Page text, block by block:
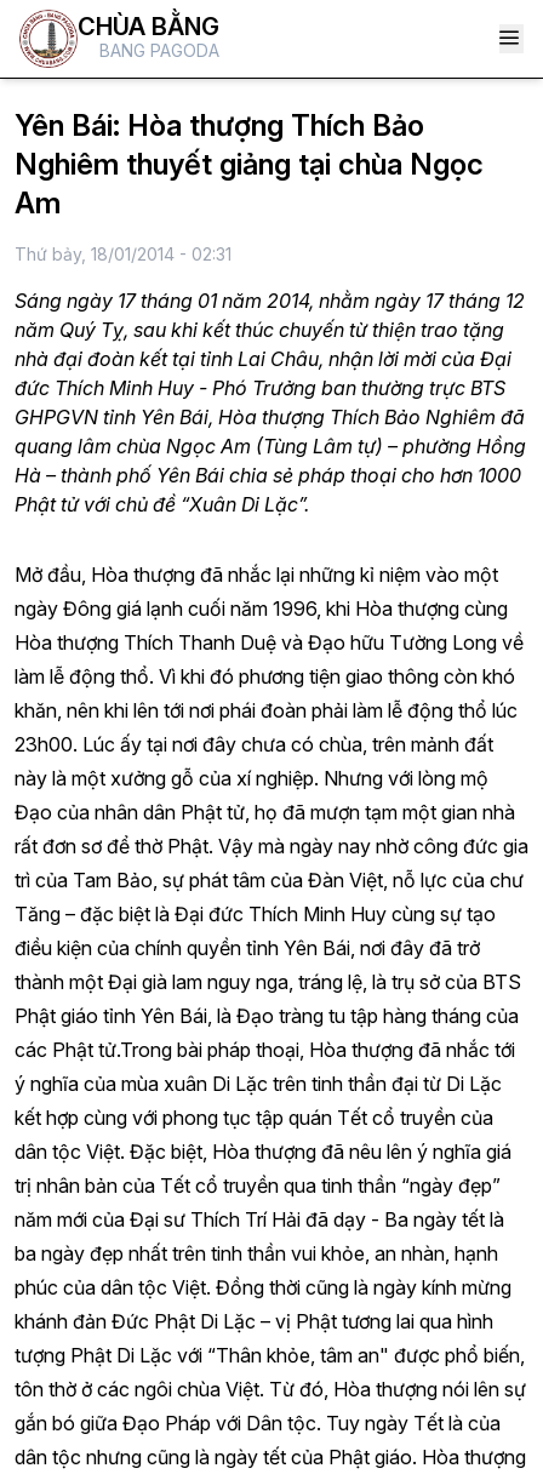
CHÙA BẰNG
BANG PAGODA
Yên Bái: Hòa thượng Thích Bảo
Nghiêm thuyết giảng tại chùa Ngọc
Am
Thứ bảy, 18/01/2014 - 02:31
Sáng ngày 17 tháng 01 năm 2014, nhằm ngày 17 tháng 12
năm Quý Tỵ, sau khi kết thúc chuyến từ thiện trao tặng
nhà đại đoàn kết tại tỉnh Lai Châu, nhận lời mời của Đại
đức Thích Minh Huy - Phó Trưởng ban thường trực BTS
GHPGVN tỉnh Yên Bái, Hòa thượng Thích Bảo Nghiêm đã
quang lâm chùa Ngọc Am (Tùng Lâm tự) – phường Hồng
Hà – thành phố Yên Bái chia sẻ pháp thoại cho hơn 1000
Phật tử với chủ đề “Xuân Di Lặc”.
Mở đầu, Hòa thượng đã nhắc lại những kỉ niệm vào một
ngày Đông giá lạnh cuối năm 1996, khi Hòa thượng cùng
Hòa thượng Thích Thanh Duệ và Đạo hữu Tường Long về
làm lễ động thổ. Vì khi đó phương tiện giao thông còn khó
khăn, nên khi lên tới nơi phái đoàn phải làm lễ động thổ lúc
23h00. Lúc ấy tại nơi đây chưa có chùa, trên mảnh đất
này là một xưởng gỗ của xí nghiệp. Nhưng với lòng mộ
Đạo của nhân dân Phật tử, họ đã mượn tạm một gian nhà
rất đơn sơ để thờ Phật. Vậy mà ngày nay nhờ công đức gia
trì của Tam Bảo, sự phát tâm của Đàn Việt, nỗ lực của chư
Tăng – đặc biệt là Đại đức Thích Minh Huy cùng sự tạo
điều kiện của chính quyền tỉnh Yên Bái, nơi đây đã trở
thành một Đại già lam nguy nga, tráng lệ, là trụ sở của BTS
Phật giáo tỉnh Yên Bái, là Đạo tràng tu tập hàng tháng của
các Phật tử.Trong bài pháp thoại, Hòa thượng đã nhắc tới
ý nghĩa của mùa xuân Di Lặc trên tinh thần đại từ Di Lặc
kết hợp cùng với phong tục tập quán Tết cổ truyền của
dân tộc Việt. Đặc biệt, Hòa thượng đã nêu lên ý nghĩa giá
trị nhân bản của Tết cổ truyền qua tinh thần “ngày đẹp”
năm mới của Đại sư Thích Trí Hải đã dạy - Ba ngày tết là
ba ngày đẹp nhất trên tinh thần vui khỏe, an nhàn, hạnh
phúc của dân tộc Việt. Đồng thời cũng là ngày kính mừng
khánh đản Đức Phật Di Lặc – vị Phật tương lai qua hình
tượng Phật Di Lặc với “Thân khỏe, tâm an" được phổ biến,
tôn thờ ở các ngôi chùa Việt. Từ đó, Hòa thượng nói lên sự
gắn bó giữa Đạo Pháp với Dân tộc. Tuy ngày Tết là của
dân tộc nhưng cũng là ngày tết của Phật giáo. Hòa thượng